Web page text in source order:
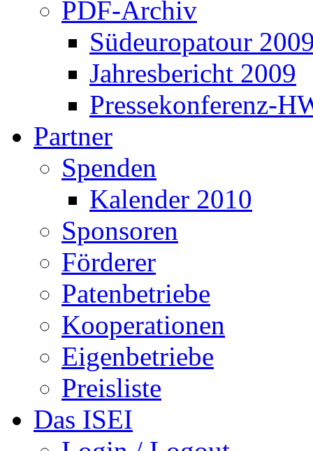
PDF-Archiv
Südeuropatour
Jahresbericht 2009
Pressekonferenz-
Partner
Spenden
Kalender 2010
Sponsoren
Förderer
Patenbetriebe
Kooperationen
Eigenbetriebe
Preisliste
Das ISEI